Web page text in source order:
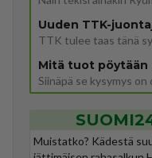
Muistatko? Kädestä